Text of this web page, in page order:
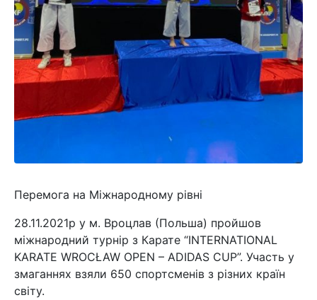
Перемога на Міжнародному рівні
28.11.2021р у м. Вроцлав (Польша) пройшов
міжнародний турнір з Карате “INTERNATIONAL
KARATE WROCŁAW OPEN – ADIDAS CUP”. Участь у
змаганнях взяли 650 спортсменів з різних країн
світу.